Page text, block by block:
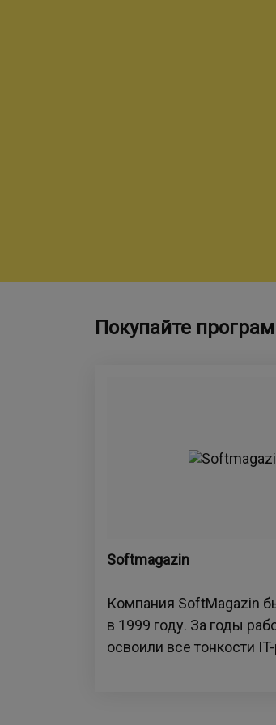
Покупайте
Softmagazin
Компания SoftMagazin
в 1999 году. За годы
освоили все тонкости